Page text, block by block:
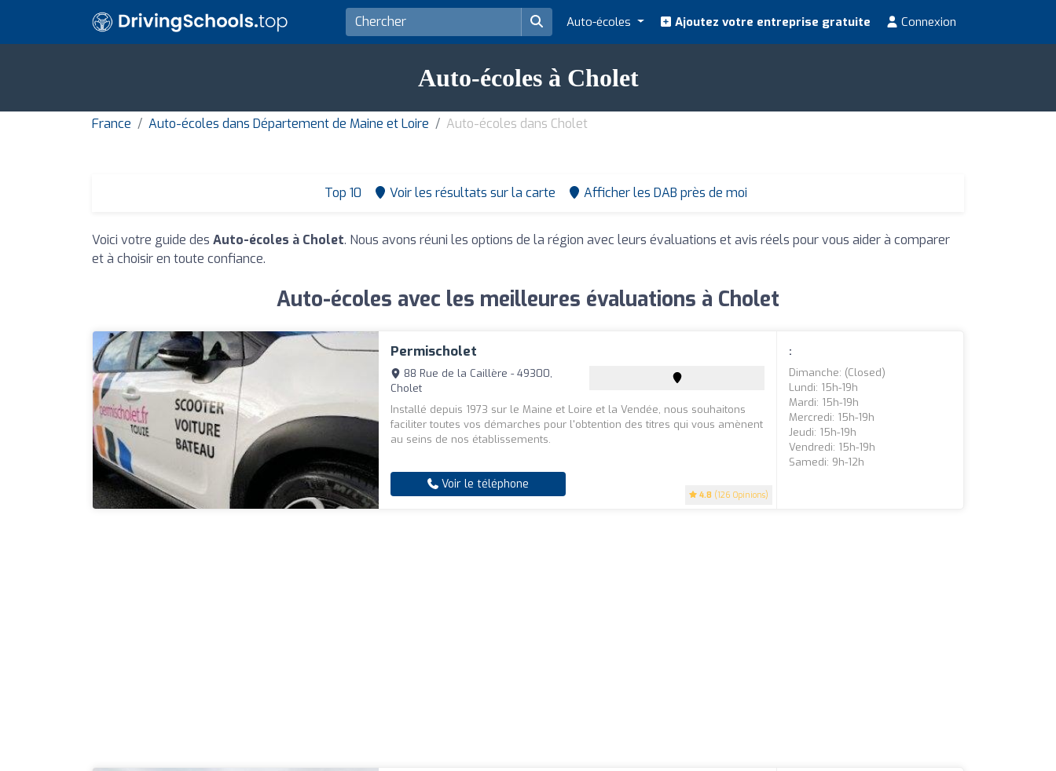
Auto-écoles Ajoutez votre entreprise gratuite Connexion
Auto-écoles à Cholet
France Auto-écoles dans Département de Maine et Loire Auto-écoles dans Cholet
Top 10 Voir les résultats sur la carte Afficher les DAB près de moi
Voici votre guide des Auto-écoles à Cholet. Nous avons réuni les options de la région avec leurs évaluations et avis réels pour vous aider à comparer
et à choisir en toute confiance.
Auto-écoles avec les meilleures évaluations à Cholet
Permischolet
4.8 (126 Opinions)
88 Rue de la Caillère - 49300,
Cholet
Installé depuis 1973 sur le Maine et Loire et la Vendée, nous souhaitons
faciliter toutes vos démarches pour l'obtention des titres qui vous amènent
au seins de nos établissements.
Voir le téléphone
:
Dimanche: (closed)
Lundi: 15h-19h
Mardi: 15h-19h
Mercredi: 15h-19h
Jeudi: 15h-19h
Vendredi: 15h-19h
Samedi: 9h-12h